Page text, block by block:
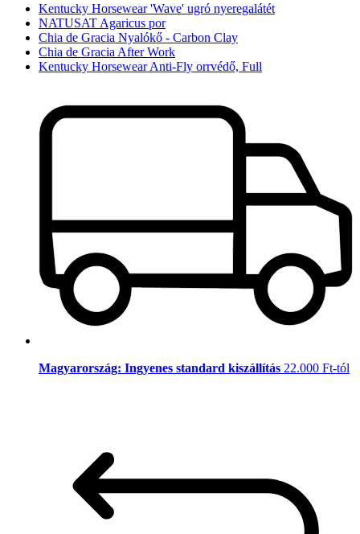
Kentucky Horsewear 'Wave' ugró nyeregalátét
NATUSAT Agaricus por
Chia de Gracia Nyalókő - Carbon Clay
Chia de Gracia After Work
Kentucky Horsewear Anti-Fly orrvédő, Full
Magyarország: Ingyenes standard kiszállítás 22.000 Ft-tól